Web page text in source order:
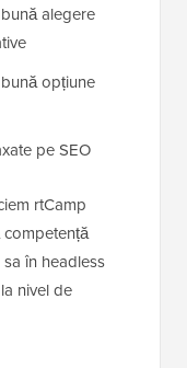
alegere
opțiune
pe SEO
rtCamp
în headless
nivel de